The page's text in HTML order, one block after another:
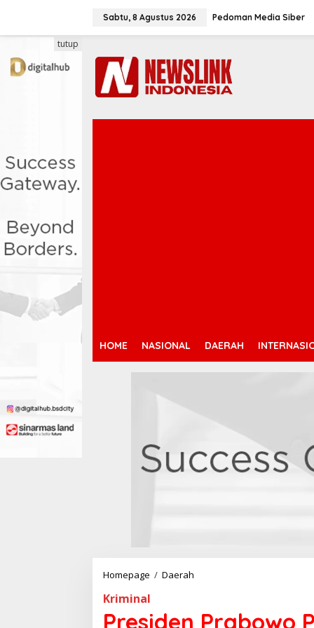
Sabtu, 8 Agustus 2026 Pedoman Media Siber
HOME NASIONAL DAERAH
tutup
Homepage / Daerah
Kriminal
Presiden Prabowo